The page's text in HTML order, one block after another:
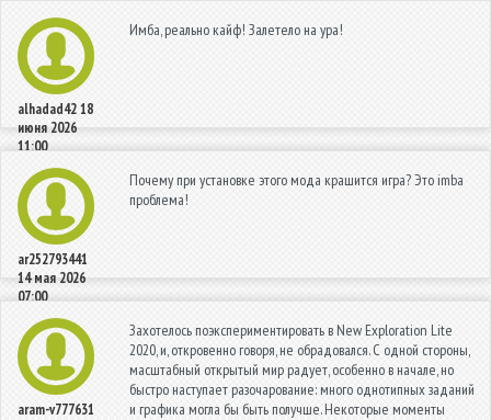
alhadad4218
июня 2026
11:00
Имба, реально кайф! Залетело на ура!
ar252793441
14 мая 2026
07:00
Почему при установке этого мода крашится игра? Это imba
проблема!
aram-v777631
Захотелось поэкспериментировать в New Exploration Lite
2020, и, откровенно говоря, не обрадовался. С одной стороны,
масштабный открытый мир радует, особенно в начале, но
быстро наступает разочарование: много однотипных заданий
и графика могла бы быть получше. Некоторые моменты